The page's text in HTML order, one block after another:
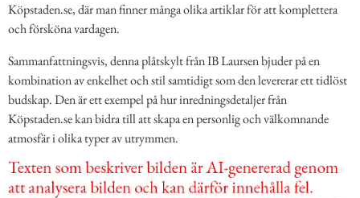
Köpstaden.se, där man finner många olika artiklar för att komplettera
och försköna vardagen.
Sammanfattningsvis, denna plåtskylt från IB Laursen bjuder på en
kombination av enkelhet och stil samtidigt som den levererar ett tidlöst
budskap. Den är ett exempel på hur inredningsdetaljer från
Köpstaden.se kan bidra till att skapa en personlig och välkomnande
atmosfär i olika typer av utrymmen.